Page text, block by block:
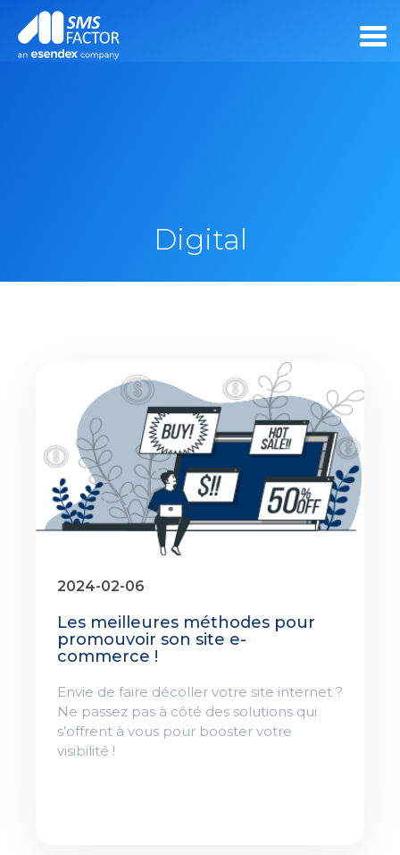
Digital
2024-02-06
Les meilleures méthodes pour
promouvoir son site e-
commerce !
Envie de faire décoller votre site internet ?
Ne passez pas à côté des solutions qui
s’offrent à vous pour booster votre
visibilité !